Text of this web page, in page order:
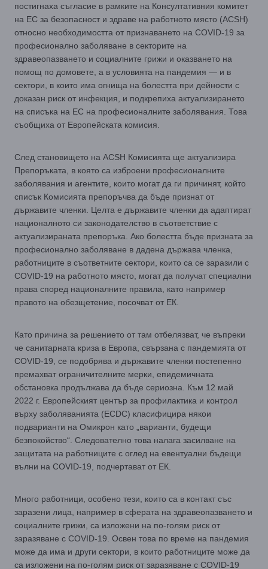
постигнаха съгласие в рамките на Консултативния комитет
на ЕС за безопасност и здраве на работното място (ACSH)
относно необходимостта от признаването на COVID-19 за
професионално заболяване в секторите на
здравеопазването и социалните грижи и оказването на
помощ по домовете, а в условията на пандемия — и в
сектори, в които има огнища на болестта при дейности с
доказан риск от инфекция, и подкрепиха актуализирането
на списъка на ЕС на професионалните заболявания. Това
съобщиха от Европейската комисия.
След становището на ACSH Комисията ще актуализира
Препоръката, в която са изброени професионалните
заболявания и агентите, които могат да ги причинят, който
списък Комисията препоръчва да бъде признат от
държавите членки. Целта е държавите членки да адаптират
националното си законодателство в съответствие с
актуализираната препоръка. Ако болестта бъде призната за
професионално заболяване в дадена държава членка,
работниците в съответните сектори, които са се заразили с
COVID-19 на работното място, могат да получат специални
права според националните правила, като например
правото на обезщетение, посочват от ЕК.
Като причина за решението от там отбелязват, че въпреки
че санитарната криза в Европа, свързана с пандемията от
COVID-19, се подобрява и държавите членки постепенно
премахват ограничителните мерки, епидемичната
обстановка продължава да бъде сериозна. Към 12 май
2022 г. Европейският център за профилактика и контрол
върху заболяванията (ECDC) класифицира някои
подварианти на Омикрон като „варианти, будещи
безпокойство“. Следователно това налага засилване на
защитата на работниците с оглед на евентуални бъдещи
вълни на COVID-19, подчертават от ЕК.
Много работници, особено тези, които са в контакт със
заразени лица, например в сферата на здравеопазването и
социалните грижи, са изложени на по-голям риск от
заразяване с COVID-19. Освен това по време на пандемия
може да има и други сектори, в които работниците може да
са изложени на по-голям риск от заразяване с COVID-19